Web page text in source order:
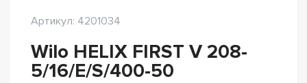
Артикул: 4201034
Wilo HELIX FIRST V 208-
5/16/E/S/400-50